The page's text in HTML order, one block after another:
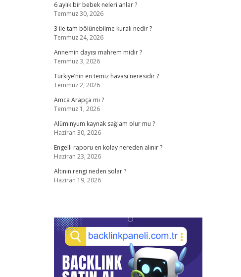
6 aylık bir bebek neleri anlar ?
Temmuz 30, 2026
3 ile tam bölünebilme kuralı nedir ?
Temmuz 24, 2026
Annemin dayısı mahrem midir ?
Temmuz 3, 2026
Türkiye’nin en temiz havası neresidir ?
Temmuz 2, 2026
Amca Arapça mı ?
Temmuz 1, 2026
Alüminyum kaynak sağlam olur mu ?
Haziran 30, 2026
Engelli raporu en kolay nereden alınır ?
Haziran 23, 2026
Altının rengi neden solar ?
Haziran 19, 2026